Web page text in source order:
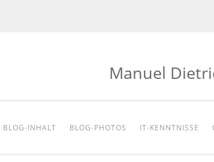
Manuel
BLOG-INHALT BLOG-PHOTOS IT-KENNTNISSE